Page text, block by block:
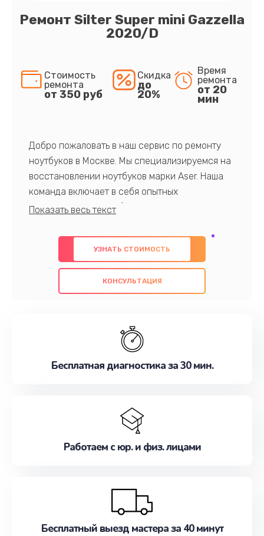
Ремонт Silter Super mini Gazzella
2020/D
Стоимость
ремонта
от 350 руб
Скидка
до
20%
Время
ремонта
от 20
мин
Добро пожаловать в наш сервис по ремонту
ноутбуков в Москве. Мы специализируемся на
восстановлении ноутбуков марки Aser. Наша
команда включает в себя опытных
профессионалов с обширными знаниями и
предлагаем быстрый и качественный ремонт с
использованием оригинальных компонентов, а
также гарантируем качество всех
проведенных работ. Наша цель - предоставить
наилучшим образом. Не медлите записаться на
УЗНАТЬ СТОИМОСТЬ
КОНСУЛЬТАЦИЯ
Бесплатная диагностика за 30 мин.
Работаем с юр. и физ. лицами
Бесплатный выезд мастера за 40 минут